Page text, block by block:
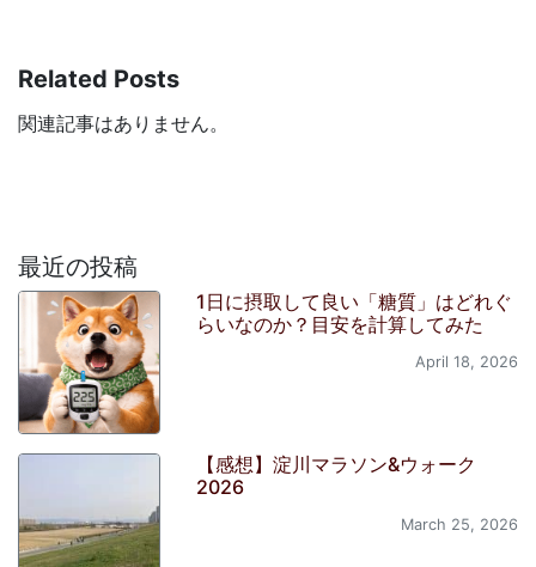
Related Posts
関連記事はありません。
最近の投稿
1日に摂取して良い「糖質」はどれぐ
らいなのか？目安を計算してみた
April 18, 2026
【感想】淀川マラソン&ウォーク
2026
March 25, 2026